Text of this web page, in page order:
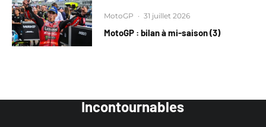
MotoGP · 31 juillet 2026
MotoGP : bilan à mi-saison (3)
Incontournables